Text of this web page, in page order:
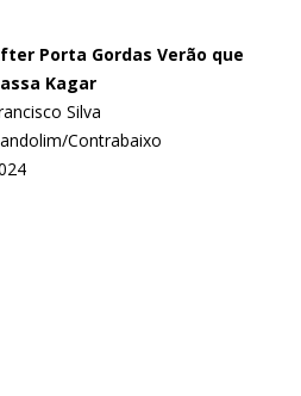
Porta Gordas Verão que
Kagar
Silva
Contrabaixo